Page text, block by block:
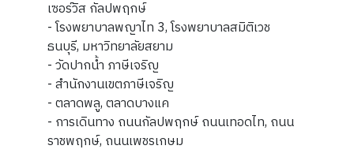
เซอร์วิส กัลปพฤกษ์
- โรงพยาบาลพญาไท 3, โรงพยาบาลสมิติเวช
ธนบุรี, มหาวิทยาลัยสยาม
- วัดปากน้ำ ภาษีเจริญ
- สำนักงานเขตภาษีเจริญ
- ตลาดพลู, ตลาดบางแค
- การเดินทาง ถนนกัลปพฤกษ์ ถนนเทอดไท, ถนน
ราชพฤกษ์, ถนนเพชรเกษม